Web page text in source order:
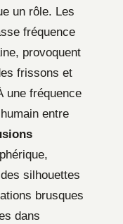
un rôle. Les
fréquence
provoquent
frissons et
une fréquence
entre
silhouettes
brusques
dans